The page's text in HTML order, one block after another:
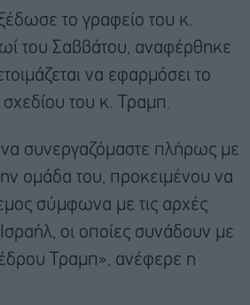
το γραφείο του κ.
του Σαββάτου, αναφέρθηκε
να εφαρμόσει το
του κ. Τραμπ.
συνεργαζόμαστε πλήρως με
ομάδα του, προκειμένου να
σύμφωνα με τις αρχές
οι οποίες συνάδουν με
Τραμπ», ανέφερε η